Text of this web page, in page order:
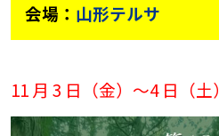
会場： 山形テルサ
11 月 3 日（金）～4 日（土）